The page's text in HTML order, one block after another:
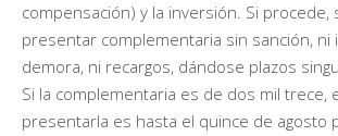
compensación) y la inversión. Si procede,
presentar complementaria sin sanción, ni
demora, ni recargos, dándose plazos
Si la complementaria es de dos mil trece,
presentarla es hasta el quince de agosto